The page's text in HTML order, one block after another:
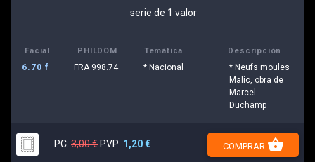
serie de 1 valor
Facial PHILDOM Temática Descripción
6.70 f FRA 998.74 * Nacional
* Neufs moules
Malic, obra de
Marcel
Duchamp
PC: 3,00 € PVP: 1,20 € COMPRAR shopping_basket